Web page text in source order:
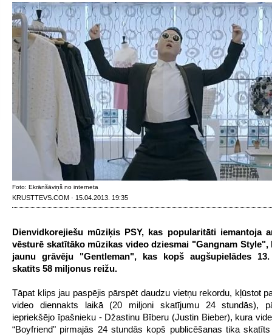
Foto: Ekrānšāviņš no interneta
KRUSTTEVS.COM · 15.04.2013. 19:35
Dienvidkorejiešu mūziķis PSY, kas popularitāti iemantoja
vēsturē skatītāko mūzikas video dziesmai "Gangnam Style",
jaunu grāvēju "Gentleman", kas kopš augšupielādes
skatīts 58 miljonus reižu.
Tāpat klips jau paspējis pārspēt daudzu vietņu rekordu, kļūstot
video diennakts laikā (20 miljoni skatījumu 24 stundās),
iepriekšējo īpašnieku - Džastinu Bīberu (Justin Bieber), kura
“Boyfriend" pirmajās 24 stundās kopš publicēšanas tika